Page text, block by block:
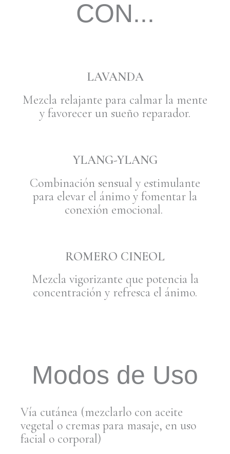
CON...
LAVANDA
Mezcla relajante para calmar la mente
y favorecer un sueño reparador.
YLANG-YLANG
Combinación sensual y estimulante
para elevar el ánimo y fomentar la
conexión emocional.
ROMERO CINEOL
Mezcla vigorizante que potencia la
concentración y refresca el ánimo.
Modos de Uso
Vía cutánea (mezclarlo con aceite
vegetal o cremas para masaje, en uso
facial o corporal)